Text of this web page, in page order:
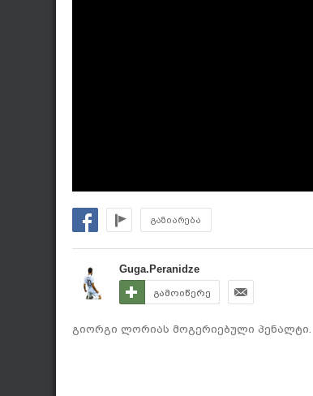
გაზიარება
Guga.Peranidze
გამოიწერე
გიორგი ლორიას მოგერიებული პენალტი.